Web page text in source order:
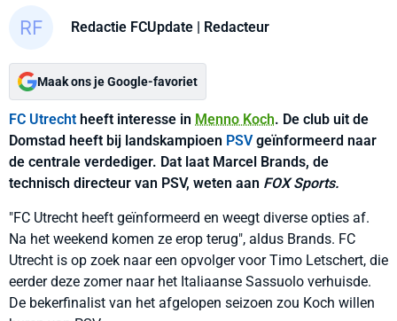
Redactie FCUpdate | Redacteur
Maak ons je Google-favoriet
FC Utrecht heeft interesse in Menno Koch. De club uit de
Domstad heeft bij landskampioen PSVgeïnformeerd naar
de centrale verdediger. Dat laat Marcel Brands, de
technisch directeur van PSV, weten aan FOX Sports.
"FC Utrecht heeft geïnformeerd en weegt diverse opties af.
Na het weekend komen ze erop terug", aldus Brands. FC
Utrecht is op zoek naar een opvolger voor Timo Letschert, die
eerder deze zomer naar het Italiaanse Sassuolo verhuisde.
De bekerfinalist van het afgelopen seizoen zou Koch willen